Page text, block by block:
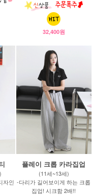
32,400원
자인
플레이 크롭 카라집업
(11세~13세)
-다리가 길어보이게 하는 크롭
집업! 시크함 2배!!